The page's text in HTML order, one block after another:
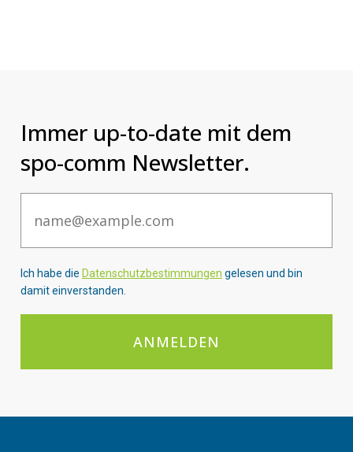
Immer up-to-date mit dem
spo-comm Newsletter.
Ich habe die Datenschutzbestimmungen gelesen und bin
damit einverstanden.
ANMELDEN